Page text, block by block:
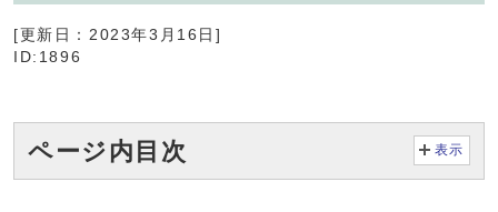
[更新日：2023年3月16日]
ID:1896
ページ内目次 表示